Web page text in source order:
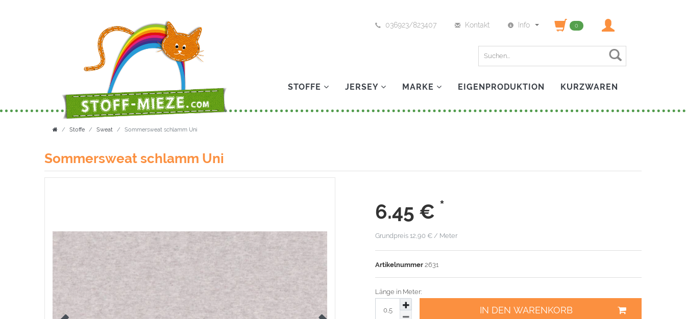
036923/823407 Kontakt Info 0
STOFFE JERSEY MARKE EIGENPRODUKTION KURZWAREN
Stoffe Sweat Sommersweat schlamm Uni
Sommersweat schlamm Uni
6.45 € *
Grundpreis 12,90 € / Meter
Artikelnummer 2631
Länge in Meter:
IN DEN WARENKORB